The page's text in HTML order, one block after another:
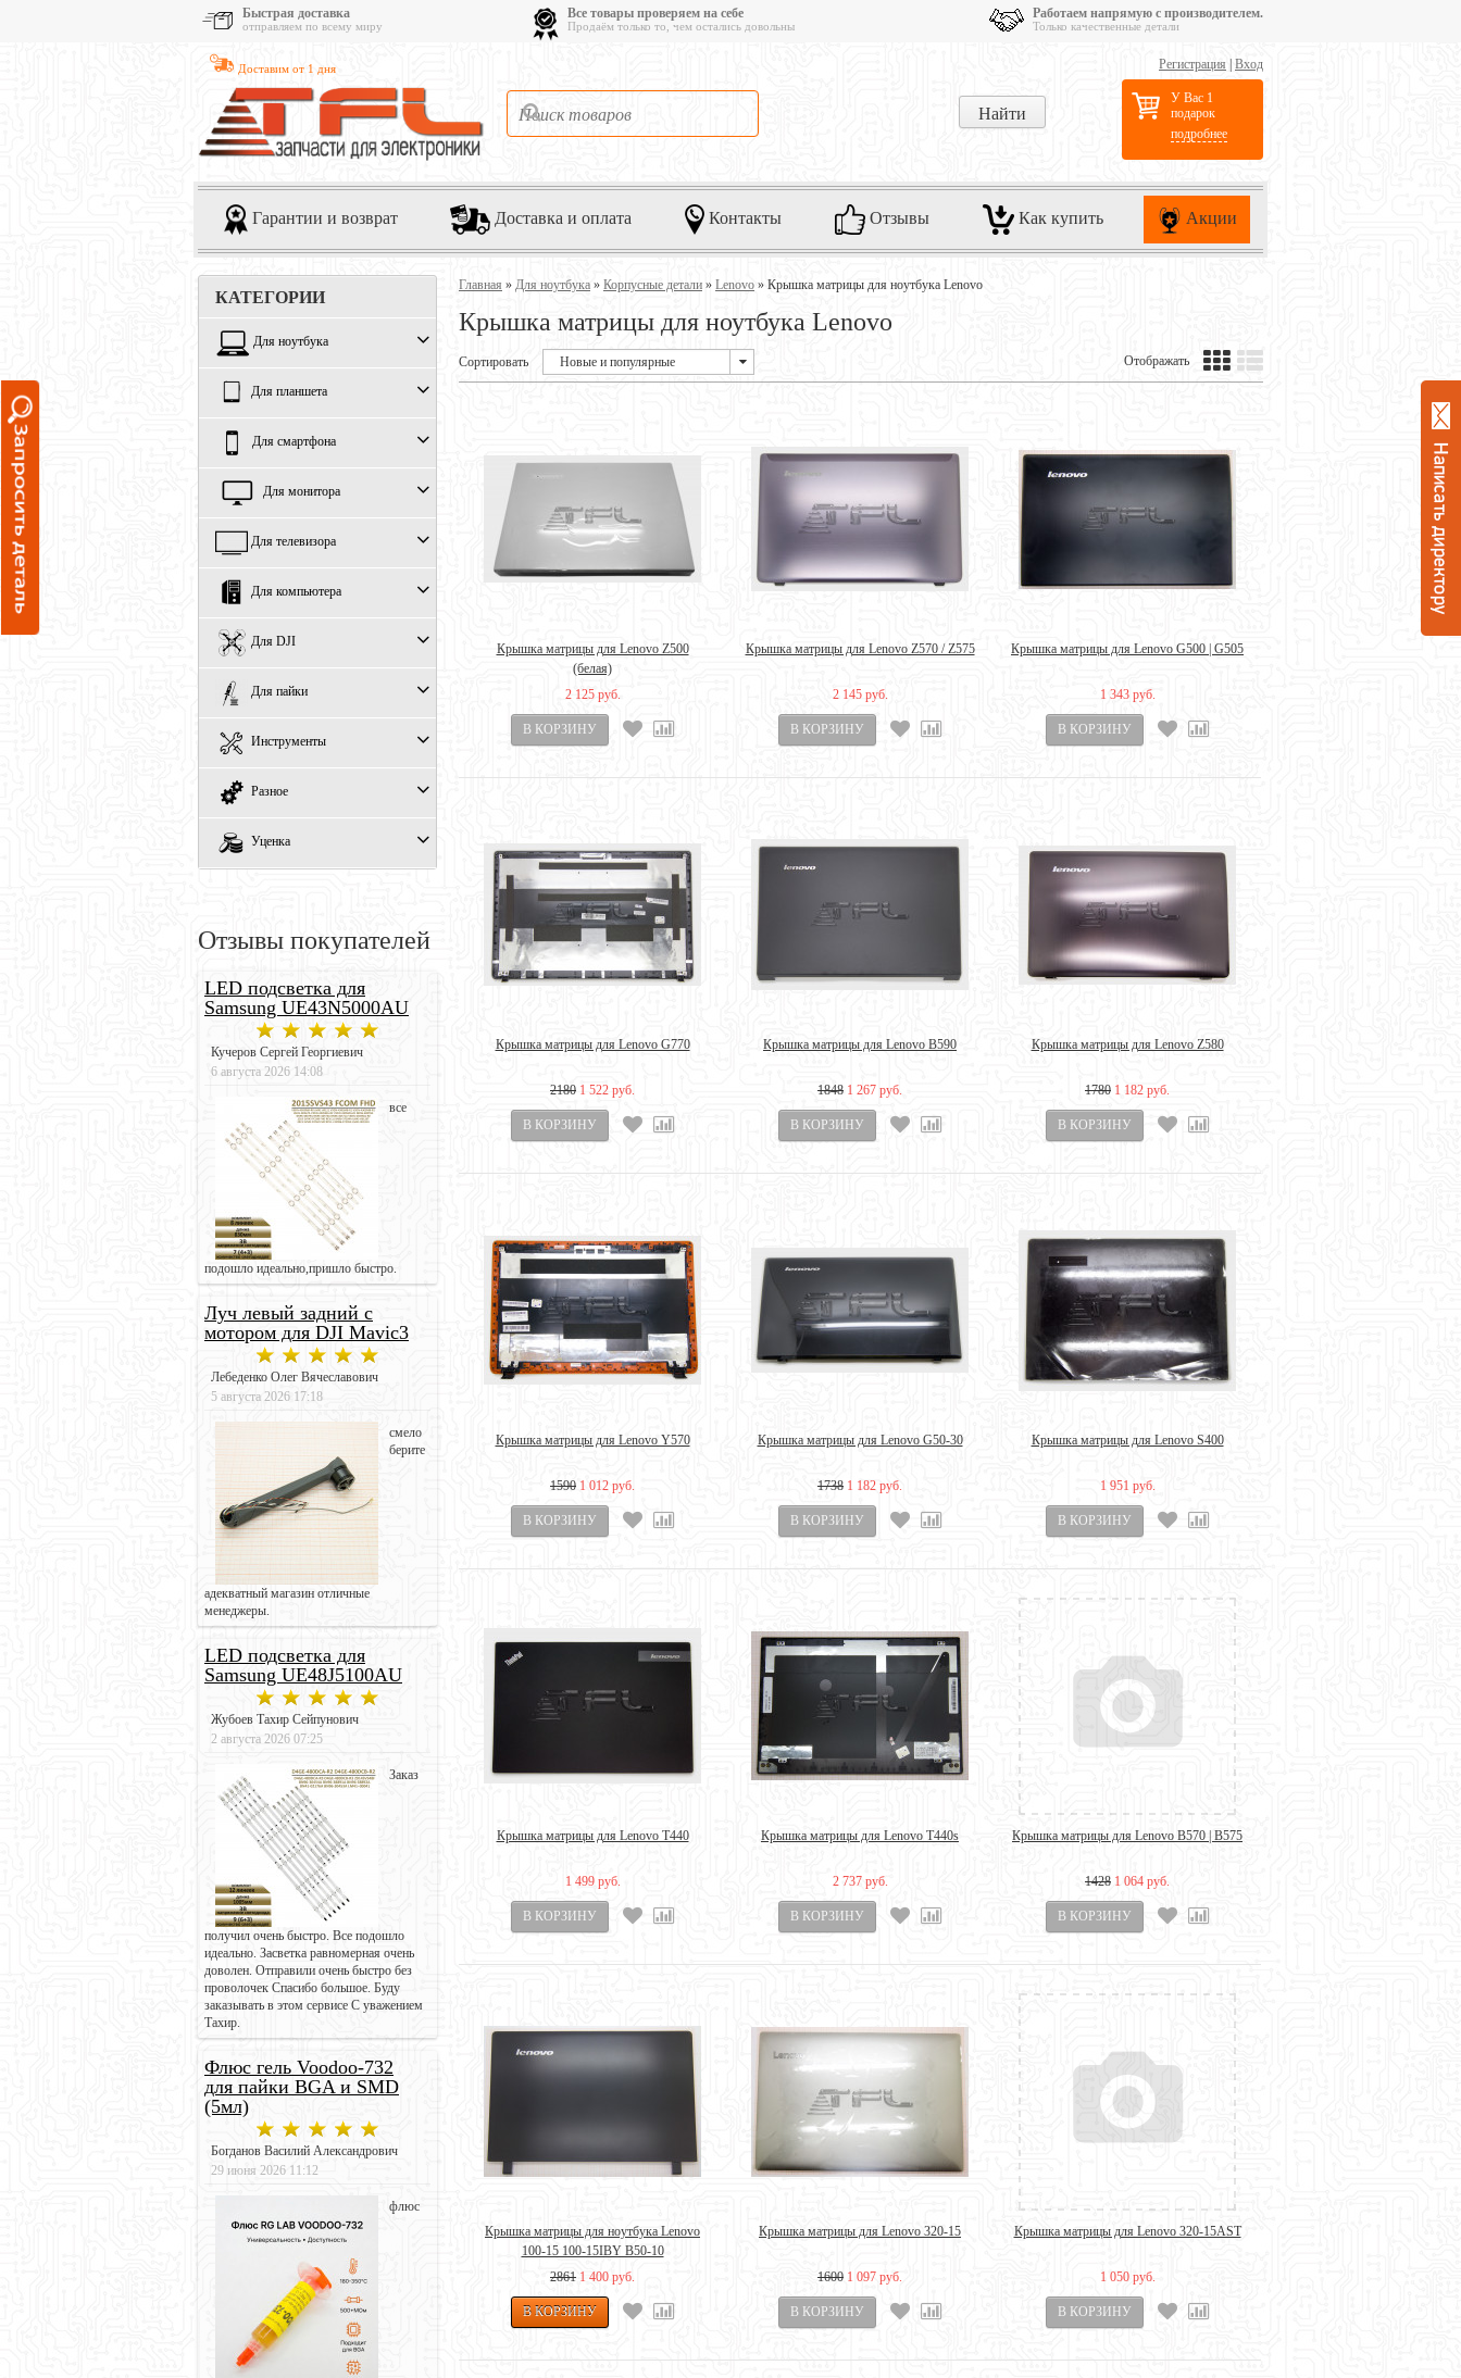
Быстрая доставка
отправляем по всему миру
Все товары проверяем на себе
Продаём только то, чем остались довольны
Работаем напрямую с производителем.
Только качественные детали
Доставим от 1 дня Регистрация Вход
У Вас 1
подарок
подробнее
Гарантии и возврат Доставка и оплата Контакты Отзывы Как купить Акции
КАТЕГОРИИ
Для ноутбука
Для планшета
Для смартфона
Для монитора
Для телевизора
Для компьютера
Для DJI
Для пайки
Инструменты
Разное
Уценка
Отзывы покупателей
LED подсветка для
Samsung UE43N5000AU
Кучеров Сергей Георгиевич
6 августа 2026 14:08
все
подошло идеально,пришло быстро.
Луч левый задний с
мотором для DJI Mavic3
Лебеденко Олег Вячеславович
5 августа 2026 17:18
смело
берите
адекватный магазин отличные
менеджеры.
LED подсветка для
Samsung UE48J5100AU
Жубоев Тахир Сейпунович
2 августа 2026 07:25
Заказ
получил очень быстро. Все подошло
идеально. Засветка равномерная очень
доволен. Отправили очень быстро без
проволочек Спасибо большое. Буду
заказывать в этом сервисе С уважением
Тахир.
Флюс гель Voodoo-732
для пайки BGA и SMD
(5мл)
Богданов Василий Александрович
29 июня 2026 11:12
флюс
Главная » Для ноутбука » Корпусные детали » Lenovo » Крышка матрицы для ноутбука Lenovo
Крышка матрицы для ноутбука Lenovo
Сортировать Новые и популярные Отображать
Крышка матрицы для Lenovo Z500
(белая)
2 125 руб.
Крышка матрицы для Lenovo Z570 / Z575
2 145 руб.
Крышка матрицы для Lenovo G500 | G505
1 343 руб.
Крышка матрицы для Lenovo G770
2180 1 522 руб.
Крышка матрицы для Lenovo B590
1848 1 267 руб.
Крышка матрицы для Lenovo Z580
1780 1 182 руб.
Крышка матрицы для Lenovo Y570
1590 1 012 руб.
Крышка матрицы для Lenovo G50-30
1738 1 182 руб.
Крышка матрицы для Lenovo S400
1 951 руб.
Крышка матрицы для Lenovo T440
1 499 руб.
Крышка матрицы для Lenovo T440s
2 737 руб.
Крышка матрицы для Lenovo B570 | B575
1428 1 064 руб.
Крышка матрицы для ноутбука Lenovo
100-15 100-15IBY B50-10
2861 1 400 руб.
Крышка матрицы для Lenovo 320-15
1600 1 097 руб.
Крышка матрицы для Lenovo 320-15AST
1 050 руб.